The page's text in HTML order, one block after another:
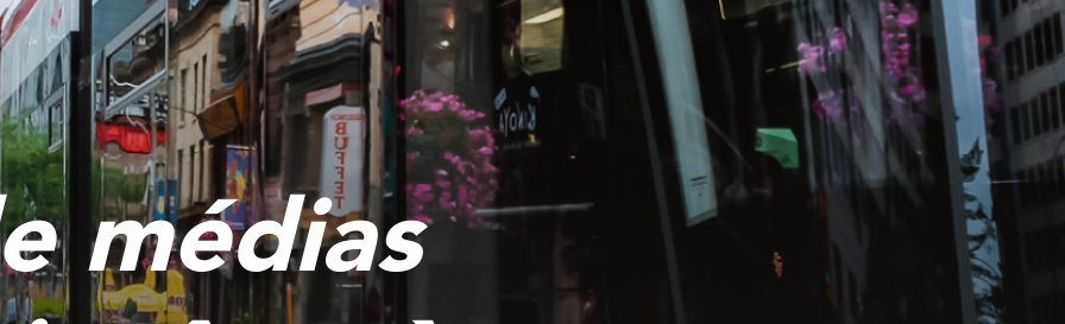
médias